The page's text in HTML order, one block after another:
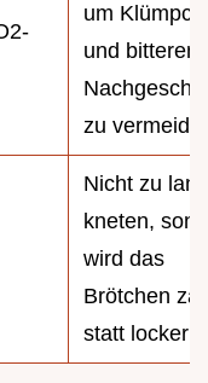
um
und bitteren
zu
Nicht zu
kneten,
wird das
Brötchen
statt locker